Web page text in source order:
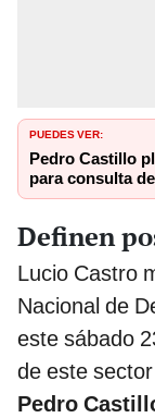
PUEDES VER:
Pedro Castillo
para consulta
Definen
Lucio Castro
Nacional de
este sábado
de este
Pedro